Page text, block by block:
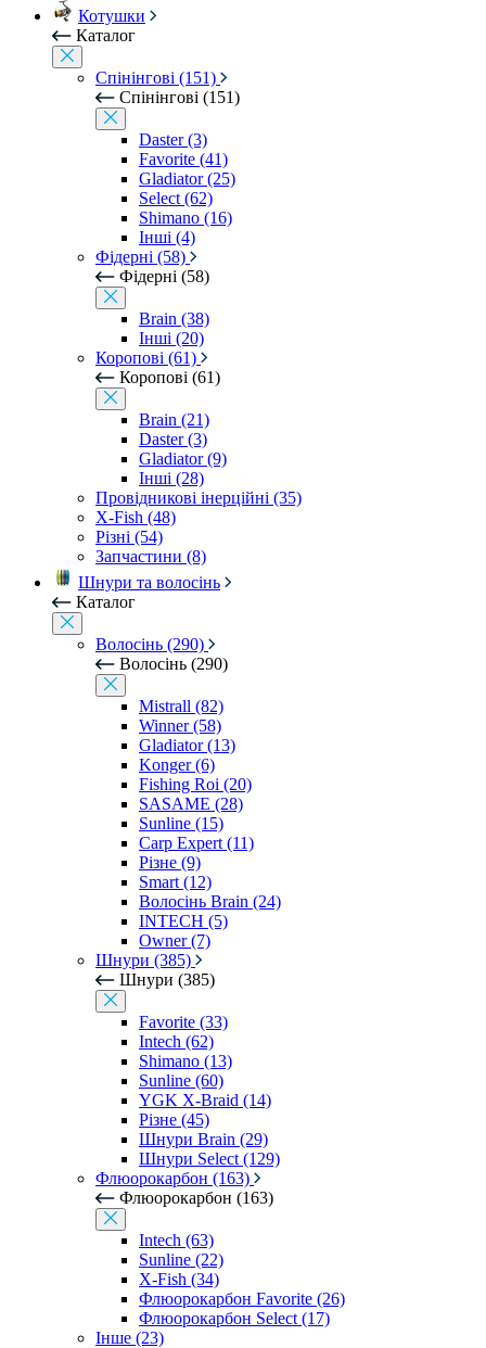
Котушки
Каталог
Спінінгові (151)
Спінінгові (151)
Daster (3)
Favorite (41)
Gladiator (25)
Select (62)
Shimano (16)
Інші (4)
Фідерні (58)
Фідерні (58)
Brain (38)
Інші (20)
Коропові (61)
Коропові (61)
Brain (21)
Daster (3)
Gladiator (9)
Інші (28)
Провідникові інерційні (35)
X-Fish (48)
Різні (54)
Запчастини (8)
Шнури та волосінь
Каталог
Волосінь (290)
Волосінь (290)
Mistrall (82)
Winner (58)
Gladiator (13)
Konger (6)
Fishing Roi (20)
SASAME (28)
Sunline (15)
Carp Expert (11)
Різне (9)
Smart (12)
Волосінь Brain (24)
INTECH (5)
Owner (7)
Шнури (385)
Шнури (385)
Favorite (33)
Intech (62)
Shimano (13)
Sunline (60)
YGK X-Braid (14)
Різне (45)
Шнури Brain (29)
Шнури Select (129)
Флюорокарбон (163)
Флюорокарбон (163)
Intech (63)
Sunline (22)
X-Fish (34)
Флюорокарбон Favorite (26)
Флюорокарбон Select (17)
Інше (23)